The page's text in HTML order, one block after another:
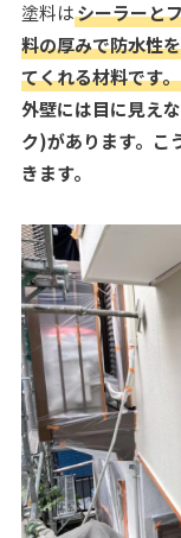
塗料はシーラーと
料の厚みで防水性
てくれる材料です。
外壁には目に見え
ク)があります。こ
きます。